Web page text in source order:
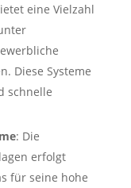
eine Vielzahl
Diese Systeme
schnelle
: Die
erfolgt
für seine hohe